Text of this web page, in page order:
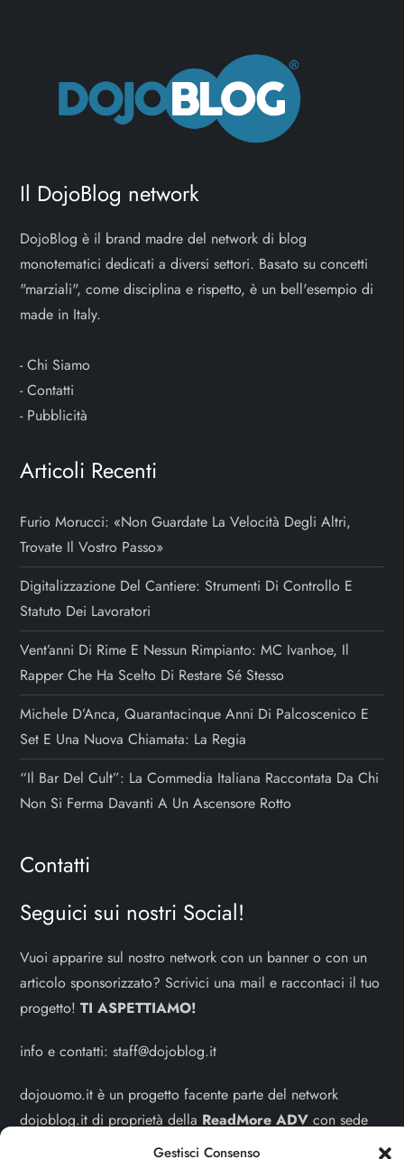
Gestisci Consenso
Il DojoBlog network
DojoBlog è il brand madre del network di blog
monotematici dedicati a diversi settori. Basato su concetti
"marziali", come disciplina e rispetto, è un bell'esempio di
made in Italy.
-Chi Siamo
-Contatti
- Pubblicità
Articoli Recenti
Furio Morucci: «Non Guardate La Velocità Degli Altri,
Trovate Il Vostro Passo»
Digitalizzazione Del Cantiere: Strumenti Di Controllo E
Statuto Dei Lavoratori
Vent’anni Di Rime E Nessun Rimpianto: MC Ivanhoe, Il
Rapper Che Ha Scelto Di Restare Sé Stesso
Michele D’Anca, Quarantacinque Anni Di Palcoscenico E
Set E Una Nuova Chiamata: La Regia
“Il Bar Del Cult”: La Commedia Italiana Raccontata Da Chi
Non Si Ferma Davanti A Un Ascensore Rotto
Contatti
Seguici sui nostri Social!
Vuoi apparire sul nostro network con un banner o con un
articolo sponsorizzato? Scrivici una mail e raccontaci il tuo
progetto!TI ASPETTIAMO!
info e contatti:staff@dojoblog.it
dojouomo.it è un progetto facente parte del network
dojoblog.it di proprietà della ReadMore ADV con sede
legale in Via delle Sirene 34 - Roma - P.iva: